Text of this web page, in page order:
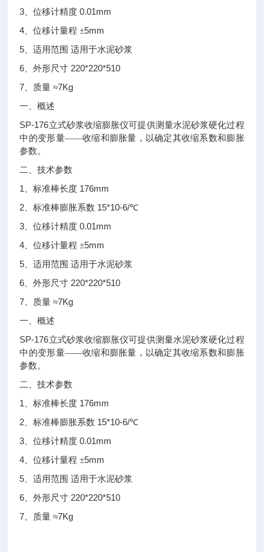
3 、位移计精度 0.01mm
4 、位移计量程 ±5mm
5 、适用范围 适用于水泥砂浆
6 、外形尺寸 220*220*510
7 、质量 ≈7Kg
一、概述
SP-176立式砂浆收缩膨胀仪可提供测量水泥砂浆硬化过程
中的变形量——收缩和膨胀量，以确定其收缩系数和膨胀
参数。
二、技术参数
1 、标准棒长度 176mm
2 、标准棒膨胀系数 15*10-6/℃
3 、位移计精度 0.01mm
4 、位移计量程 ±5mm
5 、适用范围 适用于水泥砂浆
6 、外形尺寸 220*220*510
7 、质量 ≈7Kg
一、概述
SP-176立式砂浆收缩膨胀仪可提供测量水泥砂浆硬化过程
中的变形量——收缩和膨胀量，以确定其收缩系数和膨胀
参数。
二、技术参数
1 、标准棒长度 176mm
2 、标准棒膨胀系数 15*10-6/℃
3 、位移计精度 0.01mm
4 、位移计量程 ±5mm
5 、适用范围 适用于水泥砂浆
6 、外形尺寸 220*220*510
7 、质量 ≈7Kg